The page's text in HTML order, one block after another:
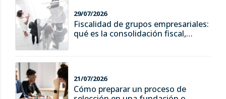
29/07/2026
Fiscalidad de grupos empresariales:
qué es la consolidación fiscal,
21/07/2026
Cómo preparar un proceso de